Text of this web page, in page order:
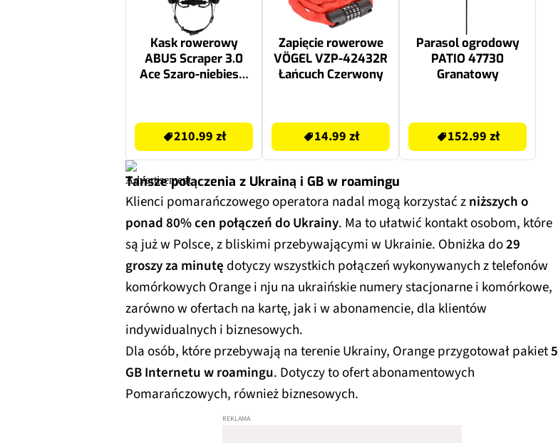
Kask rowerowy
ABUS Scraper 3.0
Ace Szaro-niebieski
210.99 zł
Zapięcie rowerowe
VÖGEL VZP-42432R
Łańcuch Czerwony
14.99 zł
Parasol ogrodowy
PATIO 47730
Granatowy
152.99 zł
Tańsze połączenia z Ukrainą i GB w roamingu
Klienci pomarańczowego operatora nadal mogą korzystać zniższych o
ponad 80% cen połączeń do Ukrainy. Ma to ułatwić kontakt osobom, które
są już w Polsce, z bliskimi przebywającymi w Ukrainie. Obniżka do29
groszy za minutę dotyczy wszystkich połączeń wykonywanych z telefonów
komórkowych Orange i nju na ukraińskie numery stacjonarne i komórkowe,
zarówno w ofertach na kartę, jak i w abonamencie, dla klientów
indywidualnych i biznesowych.
Dla osób, które przebywają na terenie Ukrainy, Orange przygotował pakiet5
GB Internetu w roamingu. Dotyczy to ofert abonamentowych
Pomarańczowych, również biznesowych.